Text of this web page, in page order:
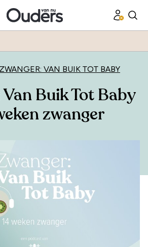
ZWANGER: VAN BUIK TOT BABY
Buik Tot Baby
zwanger